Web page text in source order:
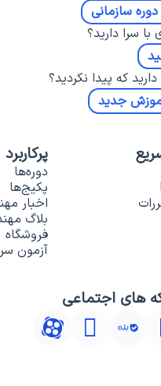
سازمانی
سرا دارید؟
که پیدا نکردید؟
جدید
پرکاربرد
دوره‌ها
پکیج‌ها
اخبار
بلاگ
فروشگاه
آزمون
های اجتماعی